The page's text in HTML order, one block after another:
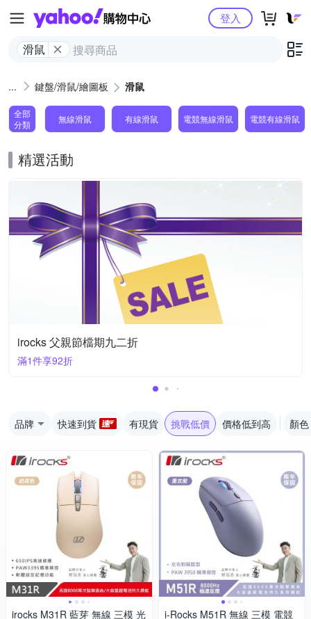
Yahoo購物中心
滑鼠
登入
鍵盤/滑鼠/繪圖板 滑鼠
全部
分類
無線滑鼠 有線滑鼠 電競無線滑鼠 電競有線滑鼠
精選活動
irocks 父親節檔期九二折
滿1件享92折
品牌 快速到貨 有現貨 挑戰低價 價格低到高 顏色
irocks M31R 藍芽 無線 三模 光
i-Rocks M51R 無線 三模 電競